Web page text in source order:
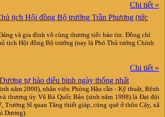
Chi tiết »
tịch Hội đồng Bộ trưởng Trần Phương (tức
và gia đình vô cùng thương tiếc báo tin: Đồng chí
tịch Hội đồng Bộ trưởng (nay là Phó Thủ tướng Chính
Chi tiết »
tự hào diễu binh ngày thống nhất
năm 2000), nhân viên Phòng Hậu cần - Kỹ thuật, Bệnh
thượng úy Vũ Bá Quốc Bảo (sinh năm 1998) là Đại đội
Trường Sĩ quan Tăng thiết giáp, cùng quê ở thôn Cậy, xã
Dương).